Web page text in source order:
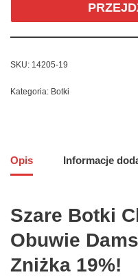
SKU: 14205-19
Kategoria: Botki
Opis Informacje
Szare Botki
Obuwie
Zniżka 19%!